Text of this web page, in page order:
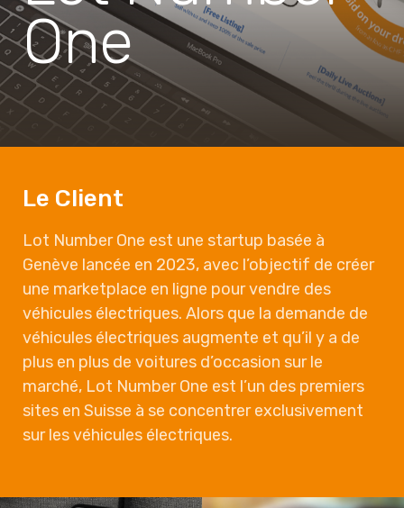
One
Le Client
Lot Number One est une startup basée à
Genève lancée en 2023, avec l’objectif de créer
une marketplace en ligne pour vendre des
véhicules électriques. Alors que la demande de
véhicules électriques augmente et qu’il y a de
plus en plus de voitures d’occasion sur le
marché, Lot Number One est l’un des premiers
sites en Suisse à se concentrer exclusivement
sur les véhicules électriques.